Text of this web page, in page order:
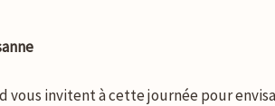
vous invitent à cette journée pour